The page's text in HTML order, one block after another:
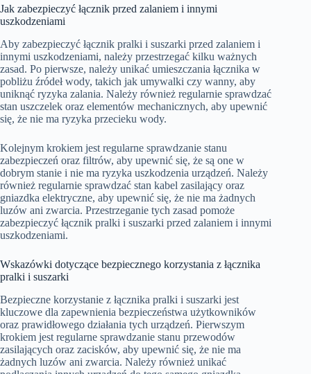
Jak zabezpieczyć łącznik przed zalaniem i innymi
uszkodzeniami
Aby zabezpieczyć łącznik pralki i suszarki przed zalaniem i
innymi uszkodzeniami, należy przestrzegać kilku ważnych
zasad. Po pierwsze, należy unikać umieszczania łącznika w
pobliżu źródeł wody, takich jak umywalki czy wanny, aby
uniknąć ryzyka zalania. Należy również regularnie sprawdzać
stan uszczelek oraz elementów mechanicznych, aby upewnić
się, że nie ma ryzyka przecieku wody.
Kolejnym krokiem jest regularne sprawdzanie stanu
zabezpieczeń oraz filtrów, aby upewnić się, że są one w
dobrym stanie i nie ma ryzyka uszkodzenia urządzeń. Należy
również regularnie sprawdzać stan kabel zasilający oraz
gniazdka elektryczne, aby upewnić się, że nie ma żadnych
luzów ani zwarcia. Przestrzeganie tych zasad pomoże
zabezpieczyć łącznik pralki i suszarki przed zalaniem i innymi
uszkodzeniami.
Wskazówki dotyczące bezpiecznego korzystania z łącznika
pralki i suszarki
Bezpieczne korzystanie z łącznika pralki i suszarki jest
kluczowe dla zapewnienia bezpieczeństwa użytkowników
oraz prawidłowego działania tych urządzeń. Pierwszym
krokiem jest regularne sprawdzanie stanu przewodów
zasilających oraz zacisków, aby upewnić się, że nie ma
żadnych luzów ani zwarcia. Należy również unikać